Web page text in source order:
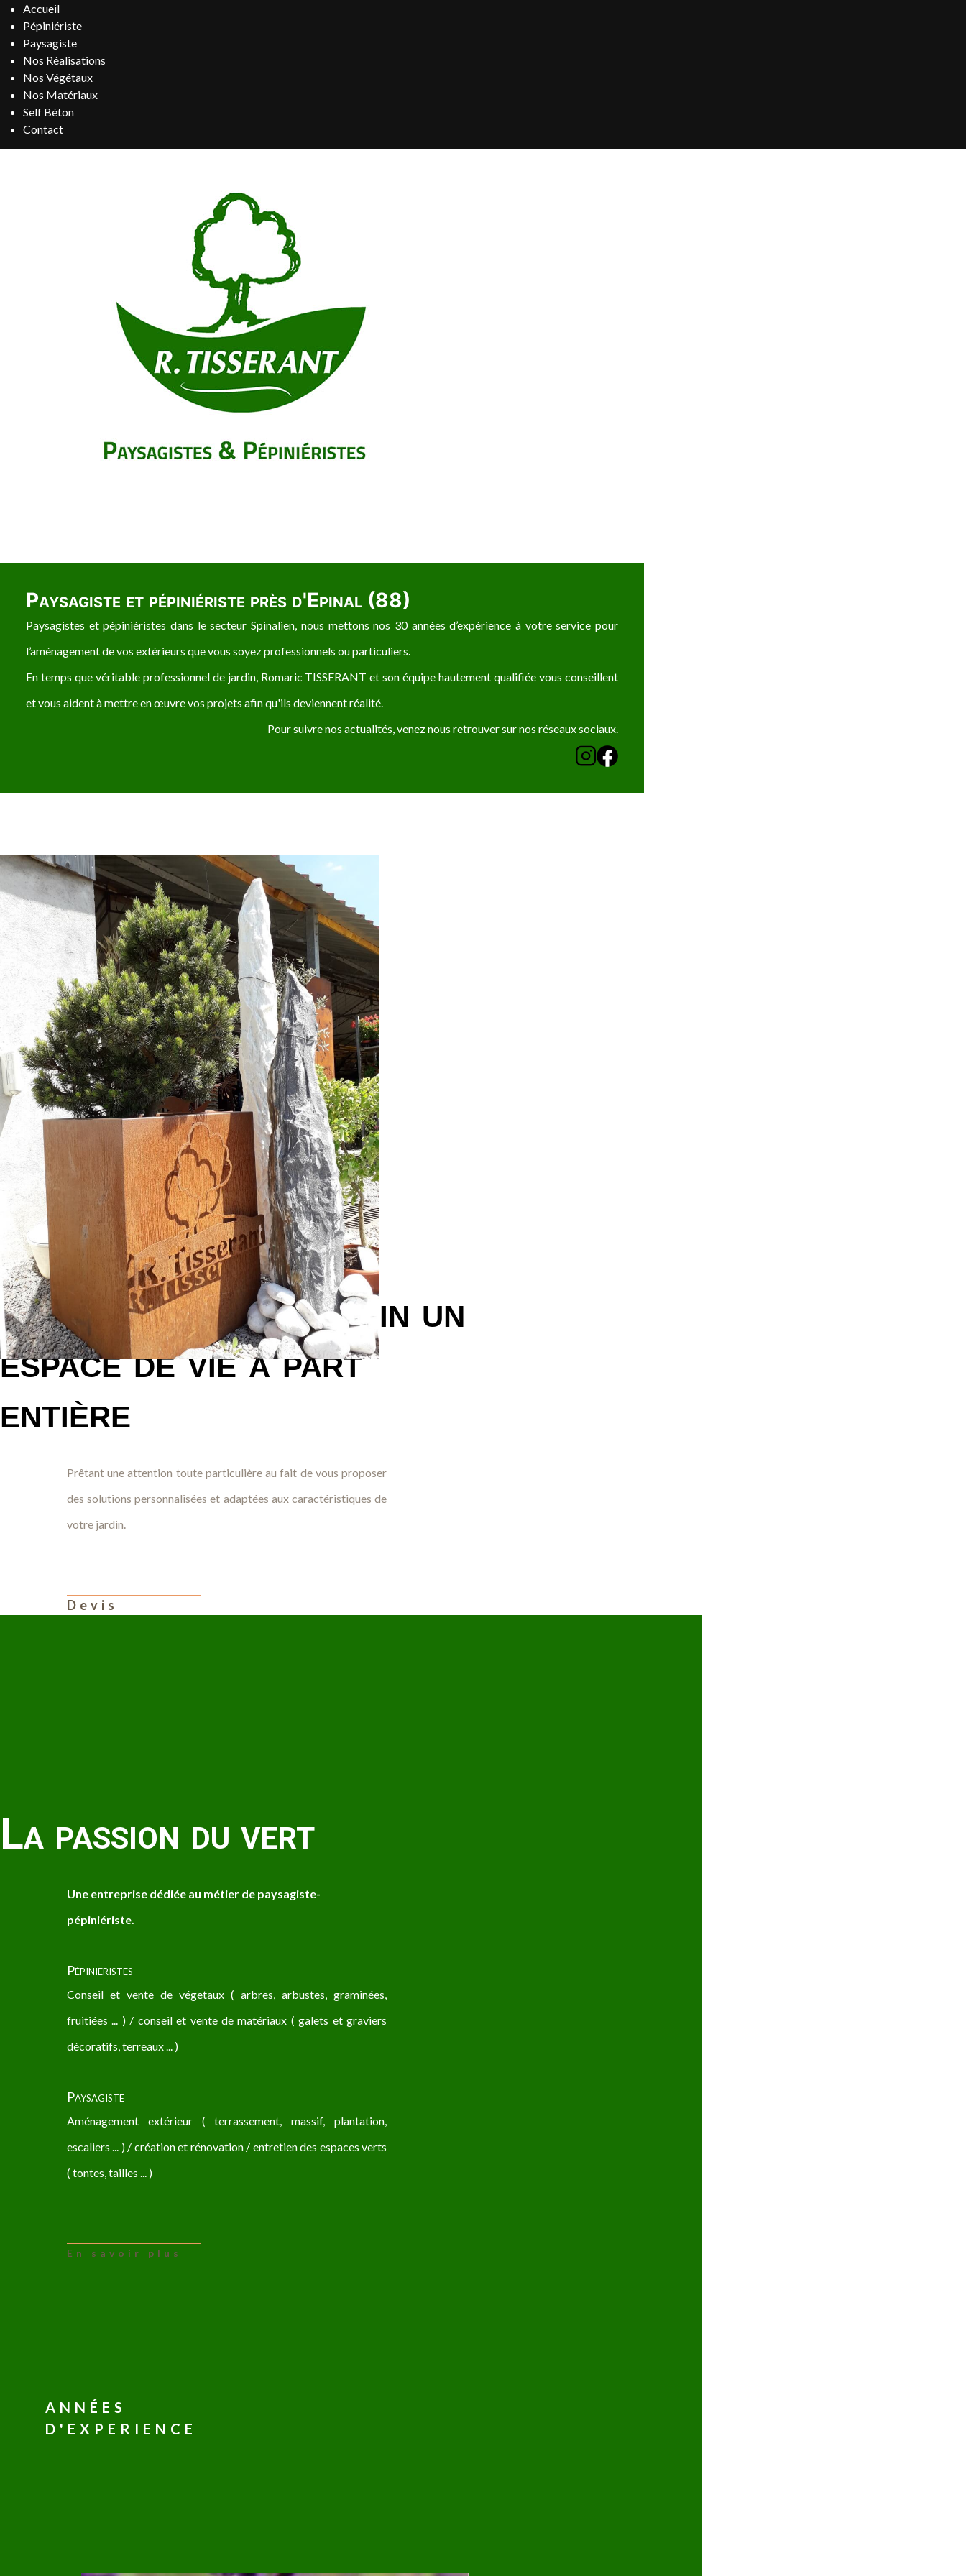
Accueil
Pépiniériste
Paysagiste
Nos Réalisations
Nos Végétaux
Nos Matériaux
Self Béton
Contact
Paysagiste et pépiniériste près d'Epinal (88)
Paysagistes et pépiniéristes dans le secteur Spinalien, nous mettons nos 30 années d’expérience à votre service pour
l’aménagement de vos extérieurs que vous soyez professionnels ou particuliers.
En temps que véritable professionnel de jardin, Romaric TISSERANT et son équipe hautement qualifiée vous conseillent
et vous aident à mettre en œuvre vos projets afin qu'ils deviennent réalité.
Pour suivre nos actualités, venez nous retrouver sur nos réseaux sociaux.
Faites de votre jardin un
espace de vie à part
entière
Prêtant une attention toute particulière au fait de vous proposer
des solutions personnalisées et adaptées aux caractéristiques de
votre jardin.
Devis
La passion du vert
Une entreprise dédiée au métier de paysagiste-
pépiniériste.
Pépinieristes
Conseil et vente de végetaux ( arbres, arbustes, graminées,
fruitiées ... ) / conseil et vente de matériaux ( galets et graviers
décoratifs, terreaux ... )
Paysagiste
Aménagement extérieur ( terrassement, massif, plantation,
escaliers ... ) / création et rénovation / entretien des espaces verts
( tontes, tailles ... )
En savoir plus
ANNÉES
D'EXPERIENCE